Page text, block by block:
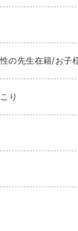
の先生在籍/お子
り